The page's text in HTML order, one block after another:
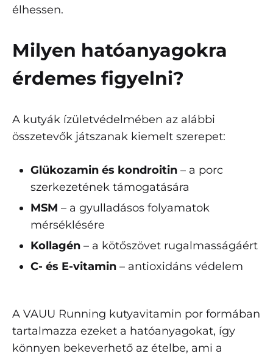
élhessen.
Milyen hatóanyagokra
érdemes figyelni?
A kutyák ízületvédelmében az alábbi
összetevők játszanak kiemelt szerepet:
Glükozamin és kondroitin – a porc
szerkezetének támogatására
MSM – a gyulladásos folyamatok
mérséklésére
Kollagén – a kötőszövet rugalmasságáért
C- és E-vitamin – antioxidáns védelem
A VAUU Running kutyavitamin por formában
tartalmazza ezeket a hatóanyagokat, így
könnyen bekeverhető az ételbe, ami a